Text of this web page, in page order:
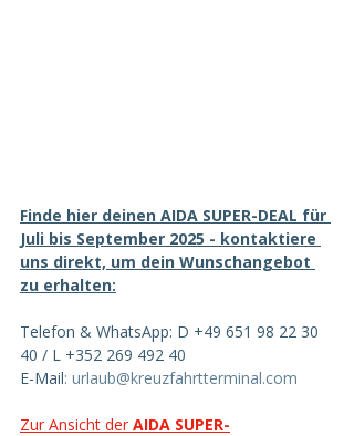
Finde hier deinen AIDA SUPER-DEAL für
Juli bis September 2025 - kontaktiere
uns direkt, um dein Wunschangebot
zu erhalten:
Telefon & WhatsApp: D +49 651 98 22 30
40 / L +352 269 492 40
E-Mail: urlaub@kreuzfahrtterminal.com
Zur Ansicht der AIDA SUPER-